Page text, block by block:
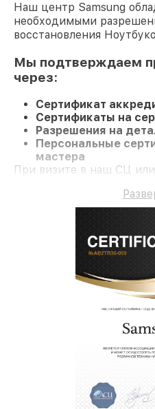
Наш центр Samsung
необходимыми
восстановления
Мы подтверждаем
через:
Сертификат
Сертификаты на
Разрешения на
Персональные
мастера
При визите в наш СЦ или
обслуживание и